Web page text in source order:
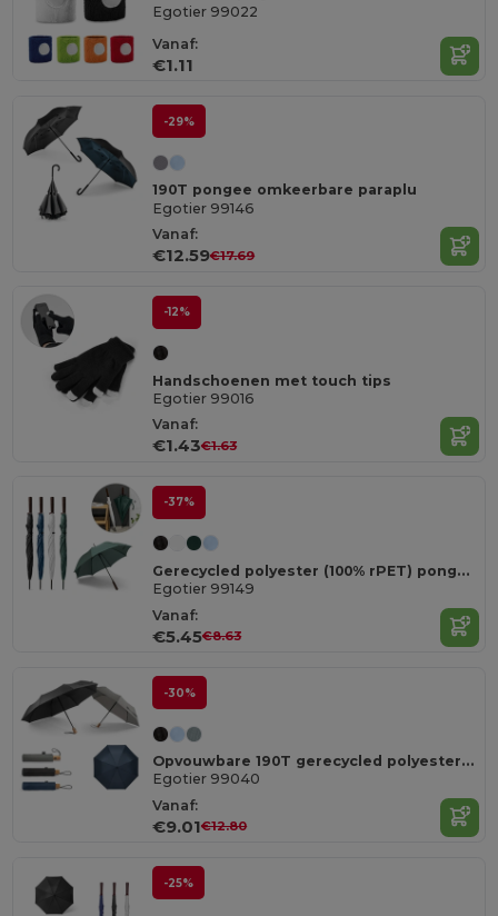
Egotier 99022
Vanaf:
€1.11
-29%
190T pongee omkeerbare paraplu
Egotier 99146
Vanaf:
€12.59€17.69
-12%
Handschoenen met touch tips
Egotier 99016
Vanaf:
€1.43€1.63
-37%
Gerecycled polyester (100% rPET) pongee paraplu met automatische opening
Egotier 99149
Vanaf:
€5.45€8.63
-30%
Opvouwbare 190T gerecycled polyester (100% rPET) pongee paraplu paraplu automatisch te openen en te sluiten
Egotier 99040
Vanaf:
€9.01€12.80
-25%